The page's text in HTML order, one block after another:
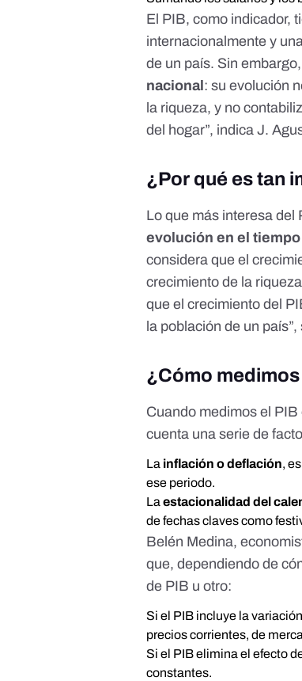
El PIB, como indicador,
internacionalmente y
de un país. Sin
nacional : su evolución
la riqueza, y no
del hogar”, indica J.
¿Por qué es tan
Lo que más interesa del
evolución en el
considera que el
crecimiento de la
que el crecimiento del
la población de un
¿Cómo medimos
Cuando medimos el
cuenta una serie de
La inflación o deflación,
ese periodo.
Laestacionalidad del
de fechas claves como
Belén Medina,
que, dependiendo de
de PIB u otro:
Si el PIB incluye la
precios corrientes, de
Si el PIB elimina el efecto
constantes.